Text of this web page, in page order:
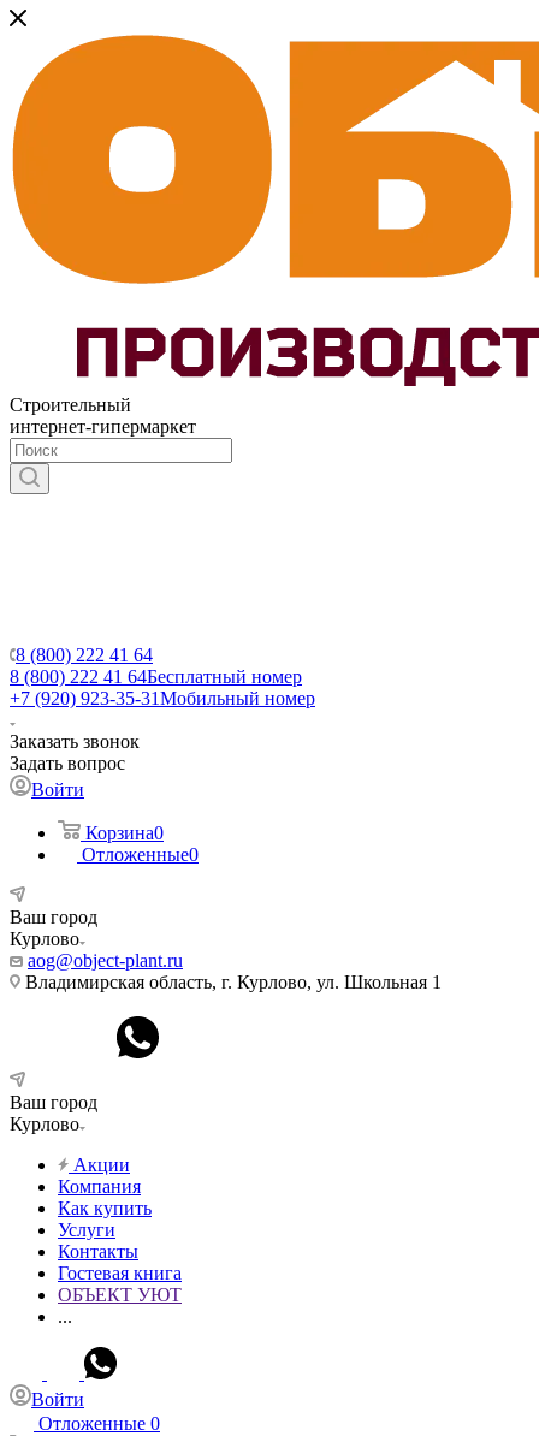
Строительный
интернет-гипермаркет
8 (800) 222 41 64
8 (800) 222 41 64Бесплатный номер
+7 (920) 923-35-31Мобильный номер
Заказать звонок
Задать вопрос
Войти
Корзина0
Отложенные0
Ваш город
Курлово
aog@object-plant.ru
Владимирская область, г. Курлово, ул. Школьная 1
Ваш город
Курлово
Акции
Компания
Как купить
Услуги
Контакты
Гостевая книга
ОБЪЕКТ УЮТ
...
Войти
Отложенные 0